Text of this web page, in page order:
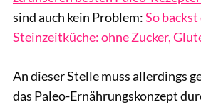
sind auch kein Problem:So
Steinzeitküche: ohne Zucker,
An dieser Stelle muss allerdings
das Paleo-Ernährungskonzept